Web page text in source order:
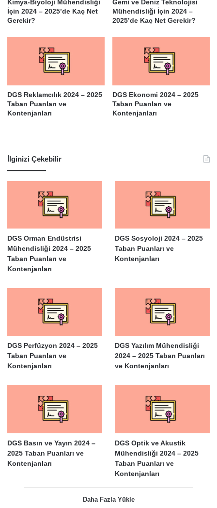
Kimya-Biyoloji Mühendisliği
İçin 2024 – 2025’de Kaç Net
Gerekir?
Gemi ve Deniz Teknolojisi
Mühendisliği İçin 2024 –
2025’de Kaç Net Gerekir?
DGS Reklamcılık 2024 – 2025
Taban Puanları ve
Kontenjanları
DGS Ekonomi 2024 – 2025
Taban Puanları ve
Kontenjanları
İlginizi Çekebilir
DGS Orman Endüstrisi
Mühendisliği 2024 – 2025
Taban Puanları ve
Kontenjanları
DGS Sosyoloji 2024 – 2025
Taban Puanları ve
Kontenjanları
DGS Perfüzyon 2024 – 2025
Taban Puanları ve
Kontenjanları
DGS Yazılım Mühendisliği
2024 – 2025 Taban Puanları
ve Kontenjanları
DGS Basın ve Yayın 2024 –
2025 Taban Puanları ve
Kontenjanları
DGS Optik ve Akustik
Mühendisliği 2024 – 2025
Taban Puanları ve
Kontenjanları
Daha Fazla Yükle